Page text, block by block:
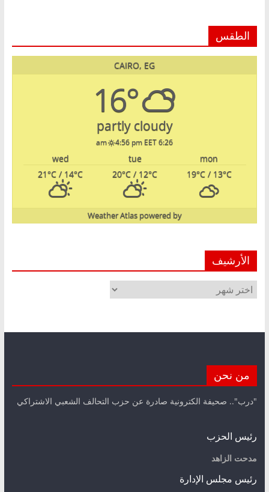
الطقس
CAIRO, EG
16°
partly cloudy
6:26 am
4:56 pm EET
mon
tue
wed
19°C/ 13°C
20°C / 12°C
21°C / 14°C
powered by
Weather Atlas
الأرشيف
الأرشيف
من نحن
"درب".. صحيفة الكترونية صادرة عن حزب التحالف الشعبي الاشتراكي
رئيس الحزب
مدحت الزاهد
رئيس مجلس الإدارة